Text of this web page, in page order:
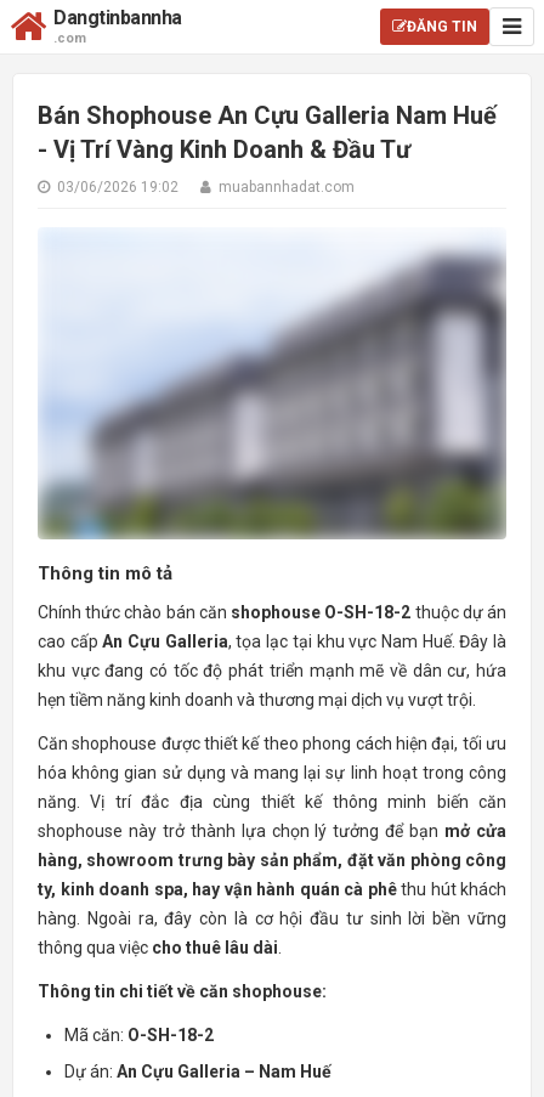
Dangtinbannha
.com
ĐĂNG TIN
Bán Shophouse An Cựu Galleria Nam Huế
- Vị Trí Vàng Kinh Doanh & Đầu Tư
03/06/2026 19:02 muabannhadat.com
Thông tin mô tả
Chính thức chào bán căn shophouse O-SH-18-2 thuộc dự án
cao cấpAn Cựu Galleria, tọa lạc tại khu vực Nam Huế. Đây là
khu vực đang có tốc độ phát triển mạnh mẽ về dân cư, hứa
hẹn tiềm năng kinh doanh và thương mại dịch vụ vượt trội.
Căn shophouse được thiết kế theo phong cách hiện đại, tối ưu
hóa không gian sử dụng và mang lại sự linh hoạt trong công
năng. Vị trí đắc địa cùng thiết kế thông minh biến căn
shophouse này trở thành lựa chọn lý tưởng để bạn mở cửa
hàng, showroom trưng bày sản phẩm, đặt văn phòng công
ty, kinh doanh spa, hay vận hành quán cà phêthu hút khách
hàng. Ngoài ra, đây còn là cơ hội đầu tư sinh lời bền vững
thông qua việc cho thuê lâu dài.
Thông tin chi tiết về căn shophouse:
Mã căn: O-SH-18-2
Dự án: An Cựu Galleria – Nam Huế